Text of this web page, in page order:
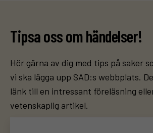
Tipsa oss om händelser!
Hör gärna av dig med tips på saker
vi ska lägga upp SAD:s webbplats.
länk till en intressant föreläsning
vetenskaplig artikel.